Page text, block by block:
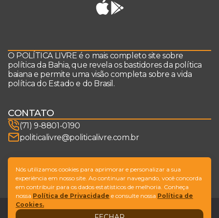
O POLÍTICA LIVRE é o mais completo site sobre
política da Bahia, que revela os bastidores da política
baiana e permite uma visão completa sobre a vida
política do Estado e do Brasil.
CONTATO
(71) 9-8801-0190
politicalivre@politicalivre.com.br
SIGA-NOS
LegalFale conosco
Nós utilizamos cookies para aprimorar e personalizar a sua
experiência em nosso site. Ao continuar navegando, você concorda
em contribuir para os dados estatísticos de melhoria. Conheça
nossa Política de Privacidade e consulte nossa Política de
Cookies.